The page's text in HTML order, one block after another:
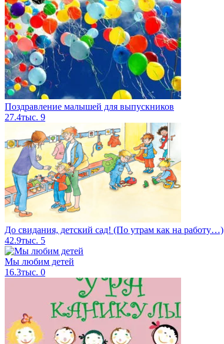
Поздравление малышей для выпускников
27.4тыс. 9
До свидания, детский сад! (По утрам как на работу…)
42.9тыс. 5
Мы любим детей
16.3тыс. 0